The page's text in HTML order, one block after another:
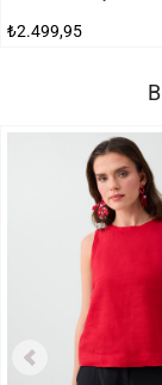
₺2.499,95